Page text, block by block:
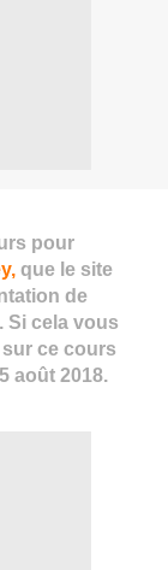
pour
, que le site
de
Si cela vous
ce cours
août 2018.